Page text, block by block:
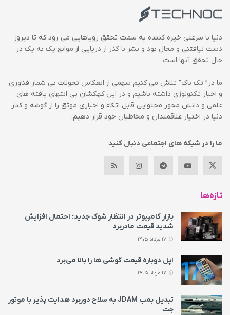
دنیا با سرعتی خیره کننده به سمت تحقق رویاهایی می رود که تا دیروز
دست نیافتنی و محال بود و بشر با گذر از دریایی از موانع یک به یک در
حال تحقق آنها است.
ما در” تک ناک” تلاش می کنیم سهمی از انعکاس تحولات بی شمار فناوری
و اخبار تکنولوژی داشته باشیم و در این کهکشان بی انتهای یافته های
علمی و دانش محور محتوایی قابل اتکاء و اخباری موثق را از گوشه و کنار
دنیا در اختیار علاقمندان و مخاطبان خود قرار دهیم.
ما را در شبکه های اجتماعی دنبال کنید
تازه‌ها
بازار کامپیوتر در انتظار شوک جدید؛ احتمال افزایش
شدید قیمت مادربرد
اپل دوباره قیمت‌ گوشی ها را بالا می‌برد
تبدیل بمب JDAM به سلاح دوربرد هدایت پذیر با موتور
جت